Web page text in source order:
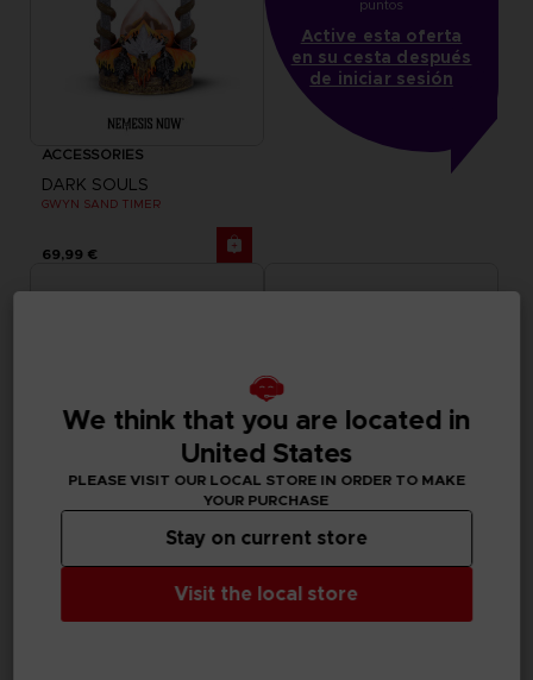
ACCESSORIES
DARK SOULS
GWYN SAND TIMER
69,99 €
puntos
Active esta oferta
en su cesta después
de iniciar sesión
ART PRINT ACCESSORIES
DARK SOULS
We think that you are located in
United States
PLEASE VISIT OUR LOCAL STORE IN ORDER TO MAKE
YOUR PURCHASE
Visit the local store
Stay on current store